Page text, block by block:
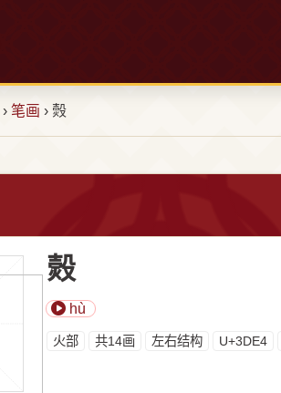
› 笔画 › 㷤
㷤
hù
⽕部 共14画 左右结构 U+3DE4